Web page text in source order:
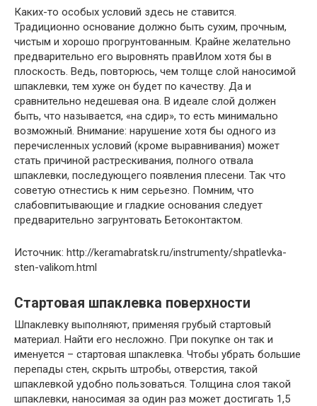
Каких-то особых условий здесь не ставится.
Традиционно основание должно быть сухим, прочным,
чистым и хорошо прогрунтованным. Крайне желательно
предварительно его выровнять правИлом хотя бы в
плоскость. Ведь, повторюсь, чем толще слой наносимой
шпаклевки, тем хуже он будет по качеству. Да и
сравнительно недешевая она. В идеале слой должен
быть, что называется, «на сдир», то есть минимально
возможный. Внимание: нарушение хотя бы одного из
перечисленных условий (кроме выравнивания) может
стать причиной растрескивания, полного отвала
шпаклевки, последующего появления плесени. Так что
советую отнестись к ним серьезно. Помним, что
слабовпитывающие и гладкие основания следует
предварительно загрунтовать Бетоконтактом.
Источник: http://keramabratsk.ru/instrumenty/shpatlevka-
sten-valikom.html
Стартовая шпаклевка поверхности
Шпаклевку выполняют, применяя грубый стартовый
материал. Найти его несложно. При покупке он так и
именуется – стартовая шпаклевка. Чтобы убрать большие
перепады стен, скрыть штробы, отверстия, такой
шпаклевкой удобно пользоваться. Толщина слоя такой
шпаклевки, наносимая за один раз может достигать 1,5